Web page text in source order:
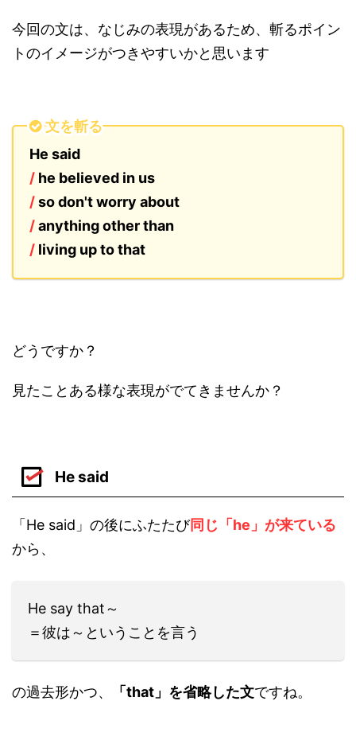
今回の文は、なじみの表現があるため、斬るポイン
トのイメージがつきやすいかと思います
文を斬る
He said
/ he believed in us
/so don't worry about
/anything other than
/ living up to that
どうですか？
見たことある様な表現がでてきませんか？
He said
「He said」の後にふたたび同じ「he」が来ている
から、
He say that～
＝彼は～ということを言う
の過去形かつ、 「that」を省略した文ですね。